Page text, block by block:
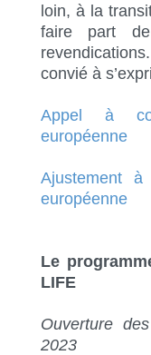
loin, à la
faire part
convié à
Appel à
européenne
Ajustement à
européenne
Le
LIFE
Ouverture
2023